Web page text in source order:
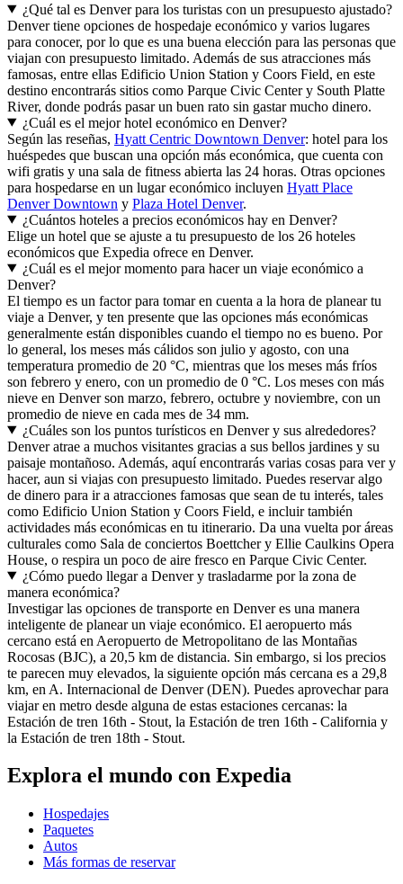
¿Qué tal es Denver para los turistas con un presupuesto ajustado?
Denver tiene opciones de hospedaje económico y varios lugares
para conocer, por lo que es una buena elección para las personas que
viajan con presupuesto limitado. Además de sus atracciones más
famosas, entre ellas Edificio Union Station y Coors Field, en este
destino encontrarás sitios como Parque Civic Center y South Platte
River, donde podrás pasar un buen rato sin gastar mucho dinero.
¿Cuál es el mejor hotel económico en Denver?
Según las reseñas, Hyatt Centric Downtown Denver: hotel para los
huéspedes que buscan una opción más económica, que cuenta con
wifi gratis y una sala de fitness abierta las 24 horas. Otras opciones
para hospedarse en un lugar económico incluyen Hyatt Place
Denver Downtown y Plaza Hotel Denver.
¿Cuántos hoteles a precios económicos hay en Denver?
Elige un hotel que se ajuste a tu presupuesto de los 26 hoteles
económicos que Expedia ofrece en Denver.
¿Cuál es el mejor momento para hacer un viaje económico a
Denver?
El tiempo es un factor para tomar en cuenta a la hora de planear tu
viaje a Denver, y ten presente que las opciones más económicas
generalmente están disponibles cuando el tiempo no es bueno. Por
lo general, los meses más cálidos son julio y agosto, con una
temperatura promedio de 20 °C, mientras que los meses más fríos
son febrero y enero, con un promedio de 0 °C. Los meses con más
nieve en Denver son marzo, febrero, octubre y noviembre, con un
promedio de nieve en cada mes de 34 mm.
¿Cuáles son los puntos turísticos en Denver y sus alrededores?
Denver atrae a muchos visitantes gracias a sus bellos jardines y su
paisaje montañoso. Además, aquí encontrarás varias cosas para ver y
hacer, aun si viajas con presupuesto limitado. Puedes reservar algo
de dinero para ir a atracciones famosas que sean de tu interés, tales
como Edificio Union Station y Coors Field, e incluir también
actividades más económicas en tu itinerario. Da una vuelta por áreas
culturales como Sala de conciertos Boettcher y Ellie Caulkins Opera
House, o respira un poco de aire fresco en Parque Civic Center.
¿Cómo puedo llegar a Denver y trasladarme por la zona de
manera económica?
Investigar las opciones de transporte en Denver es una manera
inteligente de planear un viaje económico. El aeropuerto más
cercano está en Aeropuerto de Metropolitano de las Montañas
Rocosas (BJC), a 20,5 km de distancia. Sin embargo, si los precios
te parecen muy elevados, la siguiente opción más cercana es a 29,8
km, en A. Internacional de Denver (DEN). Puedes aprovechar para
viajar en metro desde alguna de estas estaciones cercanas: la
Estación de tren 16th - Stout, la Estación de tren 16th - California y
la Estación de tren 18th - Stout.
Explora el mundo con Expedia
Hospedajes
Paquetes
Autos
Más formas de reservar